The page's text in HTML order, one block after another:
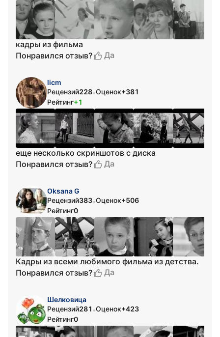
кадры из фильма
Понравился отзыв?
Да
licm
Рецензий228•Оценок+381
Рейтинг+1
еще несколько скриншотов с диска
Понравился отзыв?
Да
Oksana G
Рецензий383•Оценок+506
Рейтинг0
Кадры из всеми любимого фильма из детства.
Понравился отзыв?
Да
Шелковица
Рецензий281 •Оценок+423
Рейтинг0